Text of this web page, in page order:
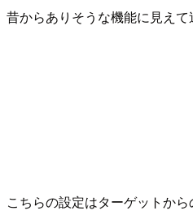
昔からありそうな機能に見え
こちらの設定はターゲットか